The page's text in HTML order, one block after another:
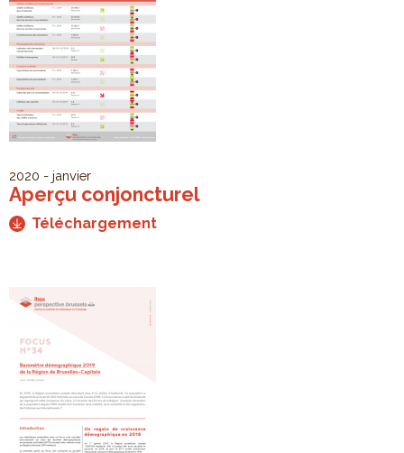
2020 - janvier
Aperçu conjoncturel
Téléchargement